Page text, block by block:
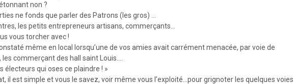
non ?
ne fonds que parler des Patrons (les gros) …
les petits entrepreneurs artisans, commerçants…
vous torcher avec !
même en local lorsqu’une de vos amies avait carrément menacée, par voie de
les commerçant des hall saint Louis….
électeurs qui oses ce plaindre ! »
il est simple et vous le savez, voir même vous l’exploité…pour grignoter les quelques voies